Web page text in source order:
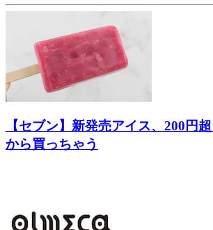
【セブン】新発売アイス、200円
から買っちゃう